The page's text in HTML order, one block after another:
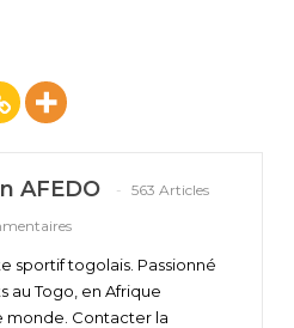
AFEDO
563 Articles
sportif togolais. Passionné
au Togo, en Afrique
monde. Contacter la